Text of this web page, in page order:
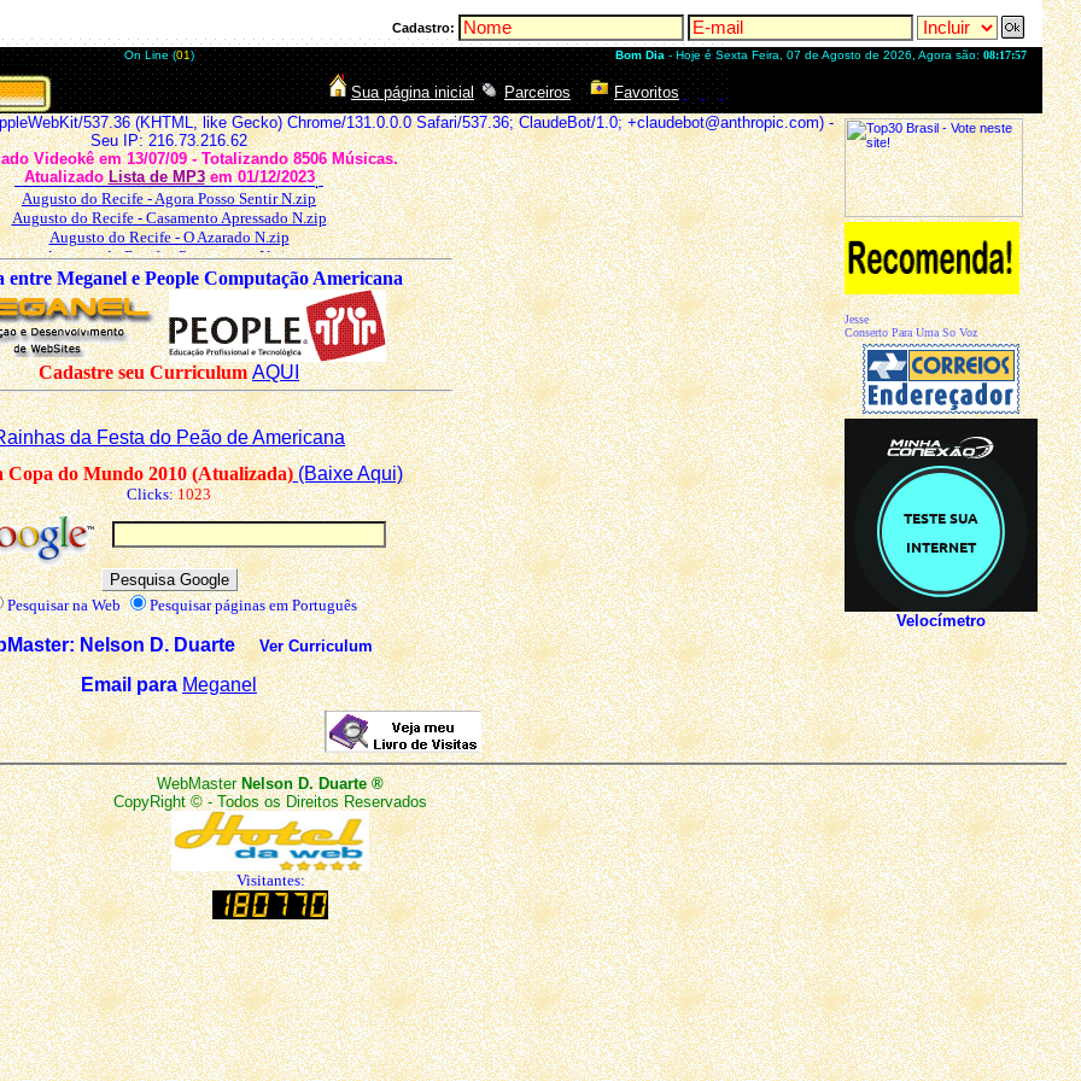
Cadastro:
On Line (01) Bom Dia - Hoje é Sexta Feira, 07 de Agosto de 2026, Agora são: 08:17:57
Sua página inicial Parceiros
Favoritos
537.36 (KHTML, like Gecko) Chrome/131.0.0.0 Safari/537.36; ClaudeBot/1.0; +claudebot@anthropic.com) -
Seu IP: 216.73.216.62
Jesse
Conserto Para Uma So Voz
Velocímetro
Videokê em 13/07/09 - Totalizando 8506 Músicas.
AtualizadoLista de MP3em 01/12/2023
entre Meganel e People Computação Americana
Cadastre seu CurriculumAQUI
da Festa do Peão de Americana
Copa do Mundo 2010 (Atualizada)(Baixe Aqui)
Clicks:1023
Pesquisar na Web Pesquisar páginas em Português
Nelson D. DuarteVer Curriculum
Email paraMeganel
WebMasterNelson D. Duarte ®
CopyRight © - Todos os Direitos Reservados
Visitantes: